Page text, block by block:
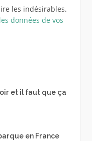
les indésirables.
données de vos
et il faut que ça
en France